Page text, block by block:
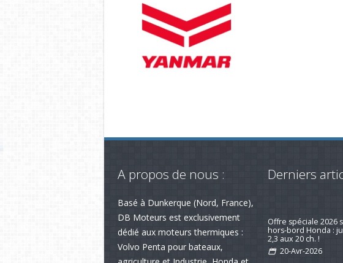
A propos de nous :
Basé à Dunkerque (Nord, France),
DB Moteurs est exclusivement
dédié aux moteurs thermiques :
Volvo Penta pour bateaux,
Derniers
19-nov-2025
Offre spéciale 2026